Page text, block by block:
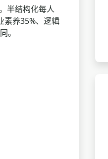
半结构化每人
素养35%、逻辑
。